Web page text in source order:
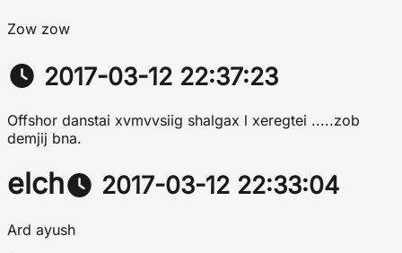
Zow zow
2017-03-12 22:37:23
Offshor danstai xvmvvsiig shalgax l xeregtei .....zob
demjij bna.
elch 2017-03-12 22:33:04
Ard ayush